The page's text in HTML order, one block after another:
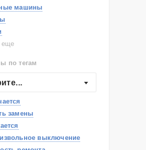
машины
машины
еще
по тегам
замены
выключение